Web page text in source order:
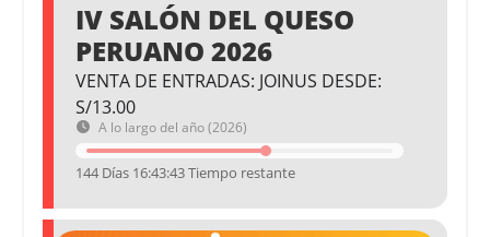
IV SALÓN DEL QUESO
PERUANO 2026
VENTA DE ENTRADAS: JOINUS DESDE:
S/13.00
A lo largo del año (2026)
144 Días 16:43:43 Tiempo restante